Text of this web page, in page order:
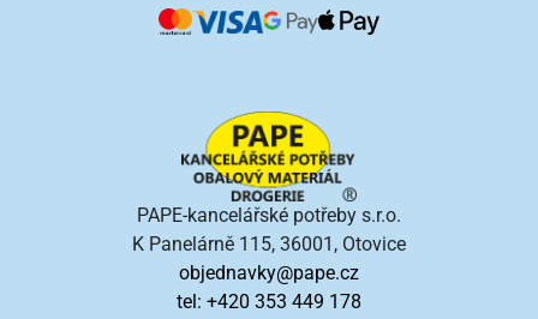
PAPE-kancelářské potřeby s.r.o.
K Panelárně 115, 36001, Otovice
objednavky@pape.cz
tel: +420 353 449 178